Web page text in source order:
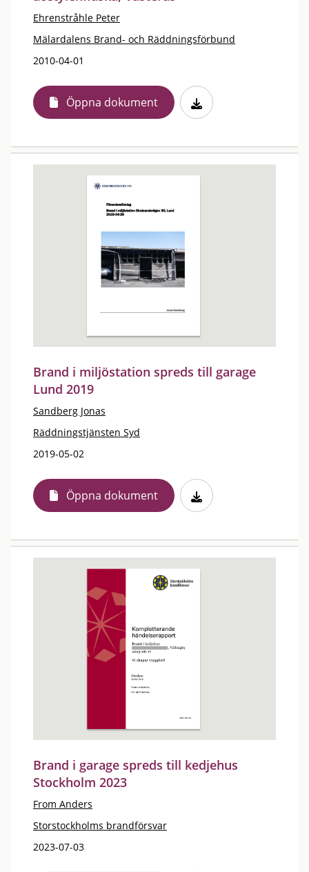
Ehrenstråhle Peter
Mälardalens Brand- och Räddningsförbund
2010-04-01
Öppna dokument
Brand i miljöstation spreds till garage
Lund 2019
Sandberg Jonas
Räddningstjänsten Syd
2019-05-02
Öppna dokument
Brand i garage spreds till kedjehus
Stockholm 2023
From Anders
Storstockholms brandförsvar
2023-07-03